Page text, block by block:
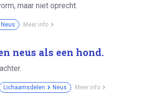
maar niet oprecht.
Neus Meer info
neus als een hond.
Lichaamsdelen Neus Meer info